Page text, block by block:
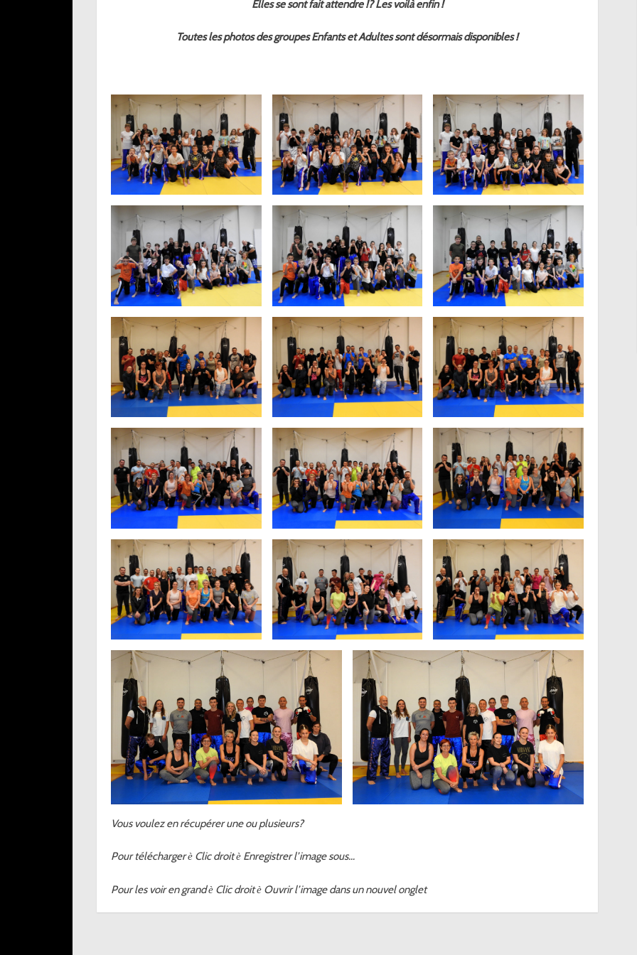
Elles se sont fait attendre !? Les voilà enfin !
Toutes les photos des groupes Enfants et Adultes sont désormais disponibles !
Vous voulez en récupérer une ou plusieurs?
Pour téléchargerè Clic droitè Enregistrer l’image sous…
Pour les voir en grandè Clic droitè Ouvrir l’image dans un nouvel onglet